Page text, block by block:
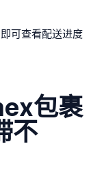
可查看配送进度
包裹
不